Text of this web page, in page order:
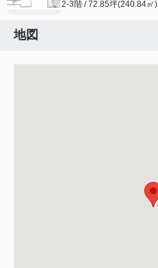
2-3階 / 72.85坪(240.84㎡)
地図